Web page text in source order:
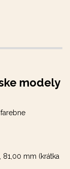
modely
81,00 mm (krátka